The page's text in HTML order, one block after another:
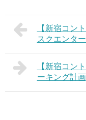
【新宿コン
スクエンタ
【新宿コン
ーキング計画